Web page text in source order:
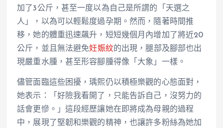
加了3公斤，甚至一度以為自己是所謂的「天選之
人」，以為可以輕鬆度過孕期。然而，隨著時間推
移，她的體重迅速飆升，短短幾個月內增加了將近20
公斤，並且無法避免妊娠紋的出現，腿部及腳部也出
現嚴重水腫，甚至形容腳腫得像「大象」一樣。
儘管面臨這些困擾，瑀熙仍以積極樂觀的心態面對，
她表示：「好險我看開了，只能告訴自己，沒努力的
話會更慘。」這段經歷讓她在即將成為母親的過程
中，展現了堅韌和樂觀的精神，也讓許多粉絲為她加